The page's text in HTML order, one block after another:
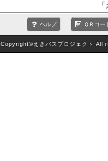
「
ヘルプ ＱＲコー
Copyright©えきバスプロジェクト All